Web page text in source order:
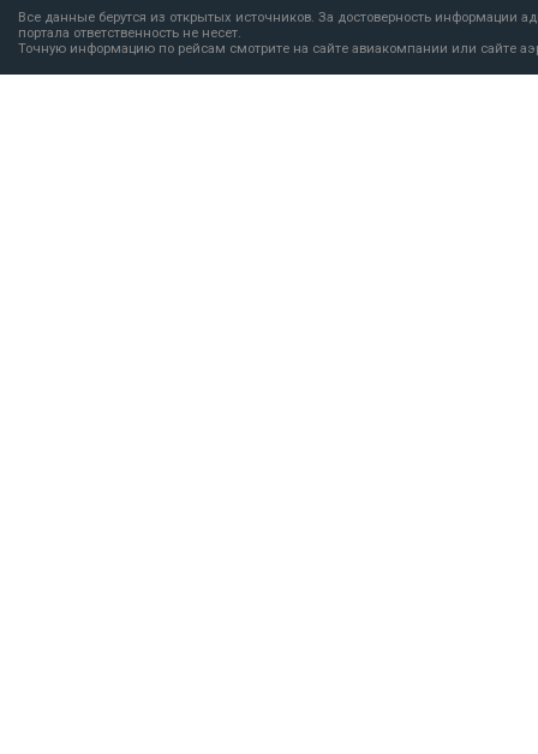
Все данные берутся из открытых источников. За достоверность информации
портала ответственность не несет.
Точную информацию по рейсам смотрите на сайте авиакомпании или сайте